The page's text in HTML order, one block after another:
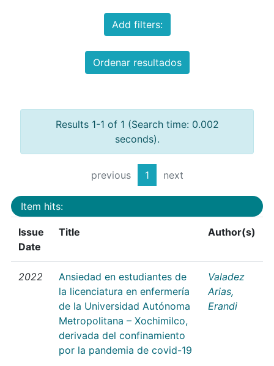
Add filters:
Ordenar resultados
Results 1-1 of 1 (Search time: 0.002
seconds).
previous 1 next
Item hits:
Issue
Date
Title Author(s)
2022
Ansiedad en estudiantes de
la licenciatura en enfermería
de la Universidad Autónoma
Metropolitana – Xochimilco,
derivada del confinamiento
por la pandemia de covid-19
Valadez
Arias,
Erandi